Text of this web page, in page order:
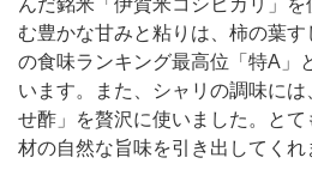
む豊かな甘みと粘りは、柿の葉
の食味ランキング最高位「特A」
います。また、シャリの調味に
せ酢」を贅沢に使いました。と
材の自然な旨味を引き出してくれ